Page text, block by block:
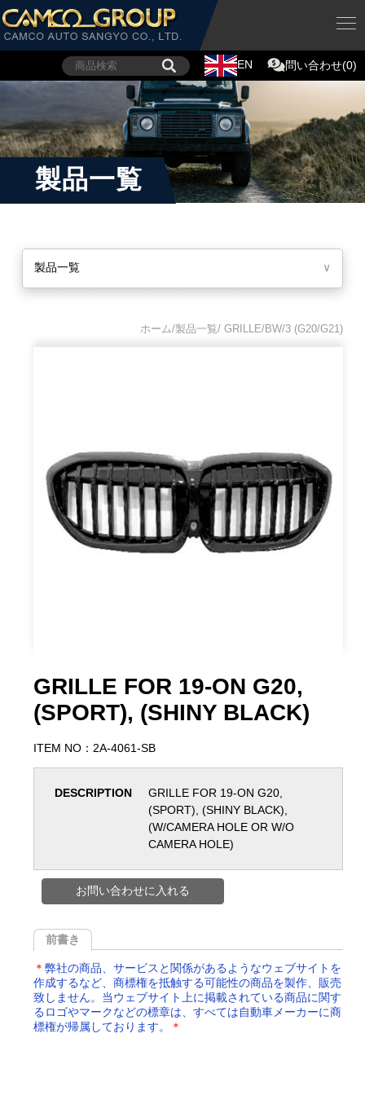
EN 問い合わせ(0)
製品一覧
製品一覧 ∨
ホーム/製品一覧/ GRILLE/BW/3 (G20/G21)
GRILLE FOR 19-ON G20,
(SPORT), (SHINY BLACK)
ITEM NO：2A-4061-SB
DESCRIPTION
GRILLE FOR 19-ON G20,
(SPORT), (SHINY BLACK),
(W/CAMERA HOLE OR W/O
CAMERA HOLE)
お問い合わせに入れる
前書き
＊弊社の商品、サービスと関係があるようなウェブサイトを
作成するなど、商標権を抵触する可能性の商品を製作、販売
致しません。当ウェブサイト上に掲載されている商品に関す
るロゴやマークなどの標章は、すべては自動車メーカーに商
標権が帰属しております。
＊